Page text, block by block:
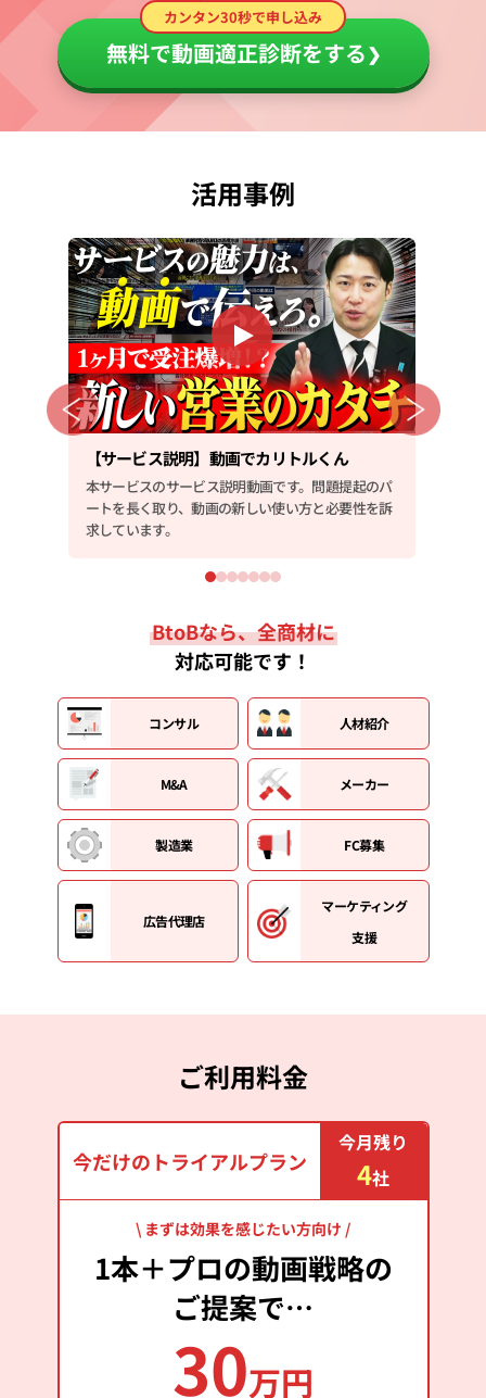
カンタン30秒で申し込み
無料で動画適正診断をする❯
活用事例
【サービス説明】動画でカリトルくん
本サービスのサービス説明動画です。問題提起のパ
ートを長く取り、動画の新しい使い方と必要性を訴
求しています。
BtoBなら、全商材に
対応可能です！
コンサル 人材紹介
M&A メーカー
製造業 FC募集
広告代理店
マーケティング
支援
ご利用料金
今だけのトライアルプラン
今月残り
4社
\ まずは効果を感じたい方向け /
1本＋プロの動画戦略の
ご提案で…
30万円